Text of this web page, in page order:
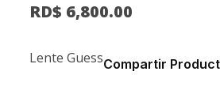
RD$ 6,800.00
Lente GuessCompartir